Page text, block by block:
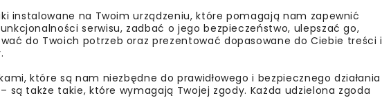
Polskiej Oddział w Radomiu,
Radomskiego,
instalowane na Twoim urządzeniu, które pomagają nam zapewnić
serwisu, zadbać o jego bezpieczeństwo, ulepszać go,
do Twoich potrzeb oraz prezentować dopasowane do Ciebie treści i
które są nam niezbędne do prawidłowego i bezpiecznego działania
są także takie, które wymagają Twojej zgody. Każda udzielona zgoda